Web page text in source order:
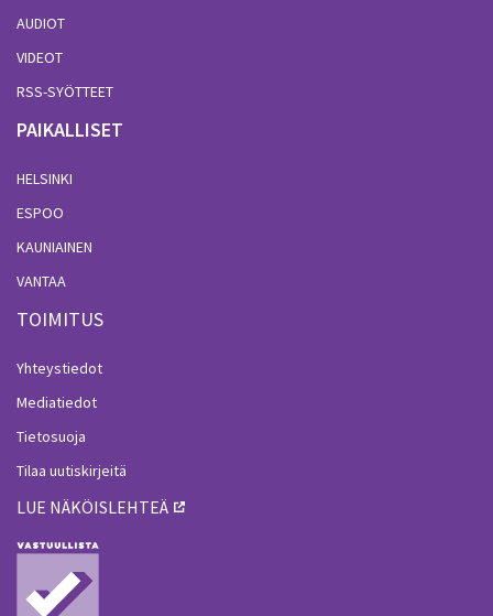
AUDIOT
VIDEOT
RSS-SYÖTTEET
PAIKALLISET
HELSINKI
ESPOO
KAUNIAINEN
VANTAA
TOIMITUS
Yhteystiedot
Mediatiedot
Tietosuoja
Tilaa uutiskirjeitä
LUE NÄKÖISLEHTEÄ